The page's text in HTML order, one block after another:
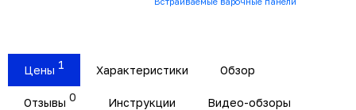
Цены 1 Характеристики Обзор
Отзывы 0 Инструкции Видео-обзоры